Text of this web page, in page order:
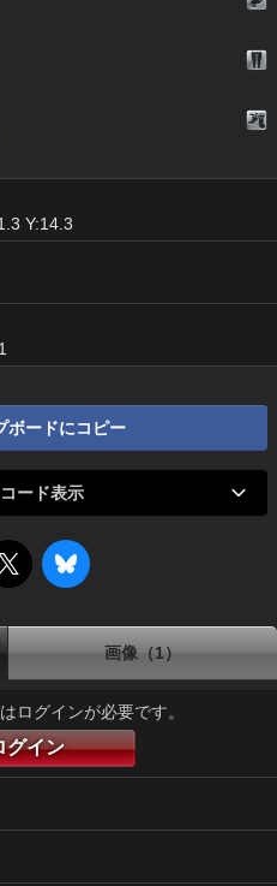
Y:14.3
ボードにコピー
ード表示
画像（1）
ログインが必要です。
グイン